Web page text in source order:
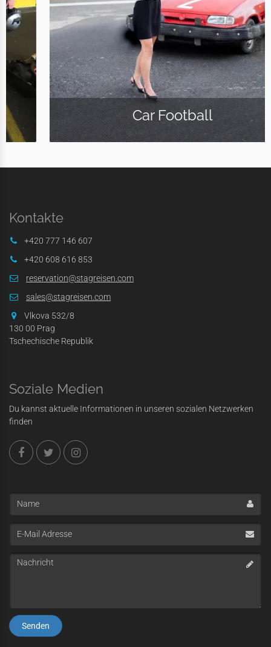
Car Football
Kontakte
+420 777 146 607
+420 608 616 853
reservation@stagreisen.com
sales@stagreisen.com
Vlkova 532/8
130 00 Prag
Tschechische Republik
Soziale Medien
Du kannst aktuelle Informationen in unseren sozialen Netzwerken
finden
Mail
Adresse
Nachricht